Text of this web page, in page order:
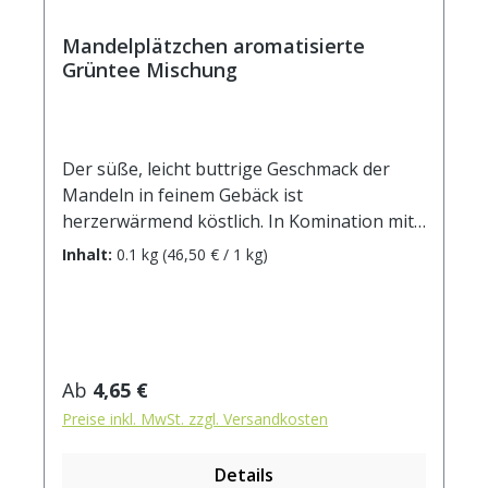
Mandelplätzchen aromatisierte
Grüntee Mischung
Der süße, leicht buttrige Geschmack der
Mandeln in feinem Gebäck ist
herzerwärmend köstlich. In Komination mit
feinem Grüntee und einer Kokosnote
bleiben keine Wünsche mehr offen.Zutaten:
Tee mit 1 l. Wasser auf 90° abgekühlt,
aufgiessen. Ziehzeit: ca. 3 min.
Inhalt: 0.1 kg (46,50 € / 1 kg)
Regulärer Preis:
Ab 4,65 €
Preise inkl. MwSt. zzgl. Versandkosten
Details